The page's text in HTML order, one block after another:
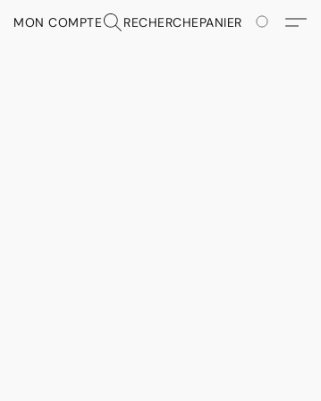
MON COMPTE RECHERCHEPANIER